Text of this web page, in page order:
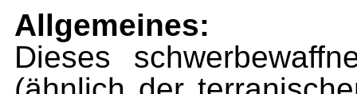
Allgemeines:
Dieses